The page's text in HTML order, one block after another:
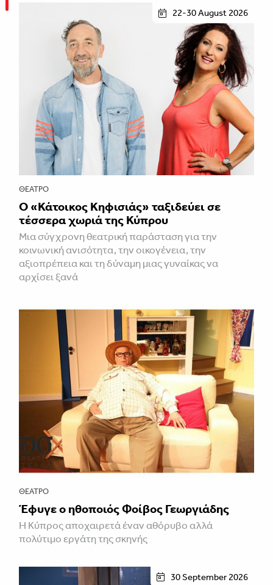
22-30 August 2026
ΘΈΑΤΡΟ
Ο «Κάτοικος Κηφισιάς» ταξιδεύει σε
τέσσερα χωριά της Κύπρου
Μια σύγχρονη θεατρική παράσταση για την
κοινωνική ανισότητα, την οικογένεια, την
αξιοπρέπεια και τη δύναμη μιας γυναίκας να
αρχίσει ξανά
ΘΈΑΤΡΟ
Έφυγε ο ηθοποιός Φοίβος Γεωργιάδης
Η Κύπρος αποχαιρετά έναν αθόρυβο αλλά
πολύτιμο εργάτη της σκηνής
30 September 2026